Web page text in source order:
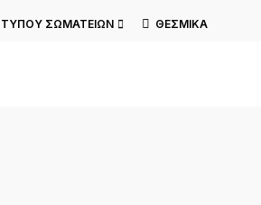
ΤΎΠΟΥ ΣΩΜΑΤΕΊΩΝ ΘΕΣΜΙΚΆ